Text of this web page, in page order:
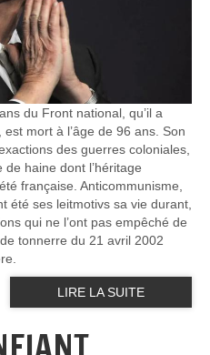
du Front national, qu’il a
mort à l’âge de 96 ans. Son
des guerres coloniales,
haine dont l’héritage
française. Anticommunisme,
été ses leitmotivs sa vie durant,
qui ne l’ont pas empêché de
tonnerre du 21 avril 2002
LIRE LA SUITE